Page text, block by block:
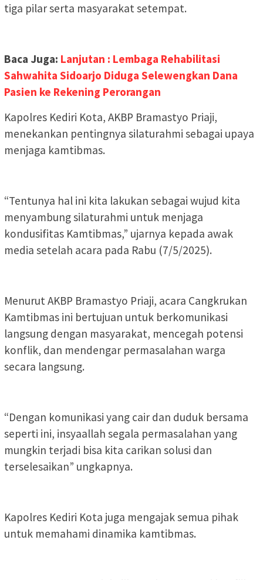
tiga pilar serta masyarakat setempat.
Baca Juga: Lanjutan : Lembaga Rehabilitasi
Sahwahita Sidoarjo Diduga Selewengkan Dana
Pasien ke Rekening Perorangan
Kapolres Kediri Kota, AKBP Bramastyo Priaji,
menekankan pentingnya silaturahmi sebagai upaya
menjaga kamtibmas.
“Tentunya hal ini kita lakukan sebagai wujud kita
menyambung silaturahmi untuk menjaga
kondusifitas Kamtibmas,” ujarnya kepada awak
media setelah acara pada Rabu (7/5/2025).
Menurut AKBP Bramastyo Priaji, acara Cangkrukan
Kamtibmas ini bertujuan untuk berkomunikasi
langsung dengan masyarakat, mencegah potensi
konflik, dan mendengar permasalahan warga
secara langsung.
“Dengan komunikasi yang cair dan duduk bersama
seperti ini, insyaallah segala permasalahan yang
mungkin terjadi bisa kita carikan solusi dan
terselesaikan” ungkapnya.
Kapolres Kediri Kota juga mengajak semua pihak
untuk memahami dinamika kamtibmas.